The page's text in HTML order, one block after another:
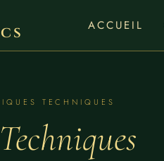
ACCUEIL
TECHNIQUES
Techniques